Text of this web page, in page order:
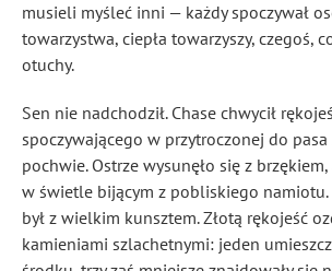
musieli myśleć inni — każdy spoczywał
towarzystwa, ciepła towarzyszy, czegoś,
otuchy.
Sen nie nadchodził. Chase chwycił
spoczywającego w przytroczonej do pasa
pochwie. Ostrze wysunęło się z
w świetle bijącym z pobliskiego namiotu.
był z wielkim kunsztem. Złotą rękojeść
kamieniami szlachetnymi: jeden